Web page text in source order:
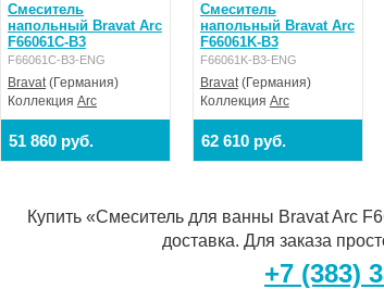
Смеситель
напольный Bravat Arc
F66061C-B3
F66061C-B3-ENG
Bravat(Германия)
Коллекция Arc
51 860 руб.
Смеситель
напольный Bravat Arc
F66061K-B3
F66061K-B3-ENG
Bravat(Германия)
Коллекция Arc
62 610 руб.
Купить «Смеситель для ванны Bravat Arc
доставка. Для заказа
+7 (383)